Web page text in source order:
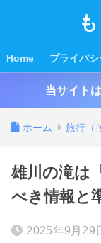
Home プライバ
当サイト
ホーム 旅行（
雄川の滝は
べき情報と
2025年9月29